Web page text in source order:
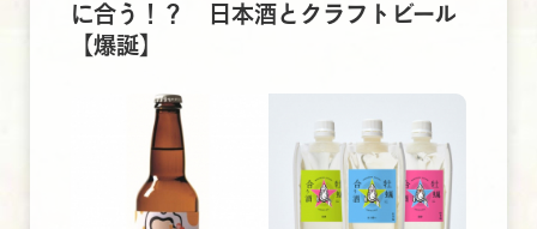
に合う！？ 日本酒とクラフトビール
【爆誕】